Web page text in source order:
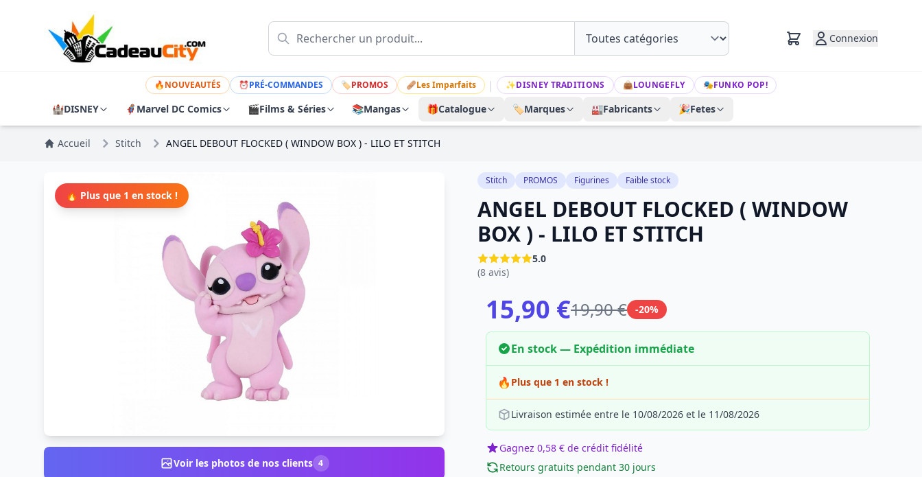
Connexion
🔥NOUVEAUTÉS ⏰PRÉ-COMMANDES 🏷PROMOS 🩹Les Imparfaits | ✨DISNEY TRADITIONS 👜LOUNGEFLY 🎭FUNKO POP!
🏰DISNEY 🦸 Marvel DC Comics 🎬Films & Séries 📚Mangas 🎁Catalogue 🏷️Marques 🏭Fabricants 🎉Fetes
Accueil Stitch ANGEL DEBOUT FLOCKED ( WINDOW BOX ) - LILO ET STITCH
🔥 Plus que 1 en stock !
Voir les photos de nos clients 4
Stitch PROMOS Figurines Faible stock
ANGEL DEBOUT FLOCKED ( WINDOW
BOX ) - LILO ET STITCH
5.0
(8 avis)
15,90 €19,90 € -20%
En stock — Expédition immédiate
🔥 Plus que 1 en stock !
Livraison estimée entre le 10/08/2026 et le 11/08/2026
Gagnez 0,58 € de crédit fidélité
Retours gratuits pendant 30 jours